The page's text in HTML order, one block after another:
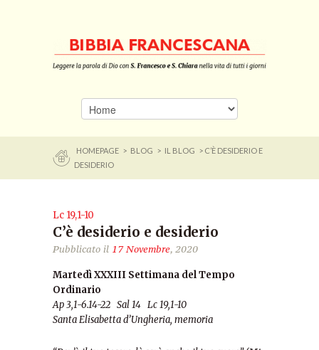
HOMEPAGE > BLOG > IL BLOG
> C’È DESIDERIO E
DESIDERIO
Lc 19,1-10
C’è desiderio e desiderio
Pubblicato il 17 Novembre, 2020
Martedì XXXIII Settimana del Tempo
Ordinario
Ap 3,1-6.14-22 Sal 14 Lc 19,1-10
Santa Elisabetta d’Ungheria, memoria